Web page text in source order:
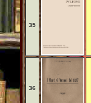
35
36